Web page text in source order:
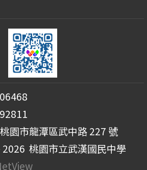
園市龍潭區武中路 227 號
桃園市立武漢國民中學